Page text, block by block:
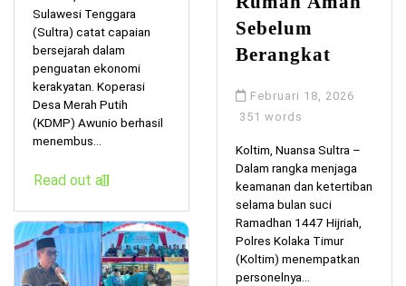
Sulawesi Tenggara
(Sultra) catat capaian
bersejarah dalam
penguatan ekonomi
kerakyatan. Koperasi
Desa Merah Putih
(KDMP) Awunio berhasil
menembus...
Read out all
Sebelum
Berangkat
Februari 18, 2026
351 words
Koltim, Nuansa Sultra –
Dalam rangka menjaga
keamanan dan ketertiban
selama bulan suci
Ramadhan 1447 Hijriah,
Polres Kolaka Timur
(Koltim) menempatkan
personelnya...